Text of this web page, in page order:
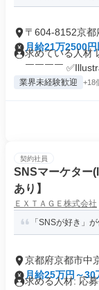
〒604-8152京
月給21万2500円
求めている人材
￣￣￣￣
業界未経験歓迎 +18
契約社員
SNSマーケター
あり】
ＥＸＴＡＧＥ株式会社
「SNSが好き」
京都府京都市中
月給25万円～30
求める人材: 応